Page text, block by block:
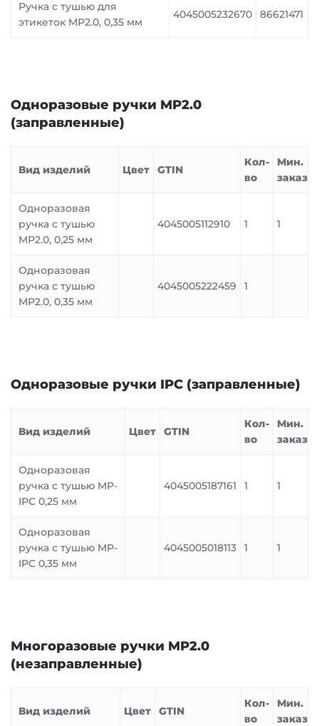
Ручка с тушью для
этикеток MP2.0, 0,35 мм
4045005232670 86621471
Одноразовые ручки MP2.0
(заправленные)
Вид изделий Цвет GTIN
Кол-
во
Мин.
заказ
Одноразовая
ручка с тушью
MP2.0, 0,25 мм
4045005112910 1 1
Одноразовая
ручка с тушью
MP2.0, 0,35 мм
4045005222459 1
Одноразовые ручки IPC (заправленные)
Вид изделий Цвет GTIN
Кол-
во
Мин.
заказ
Одноразовая
ручка с тушью MP-
IPC 0,25 мм
4045005187161 1 1
Одноразовая
ручка с тушью MP-
IPC 0,35 мм
4045005018113 1 1
Многоразовые ручки MP2.0
(незаправленные)
Вид изделий Цвет GTIN
Кол-
во
Мин.
заказ